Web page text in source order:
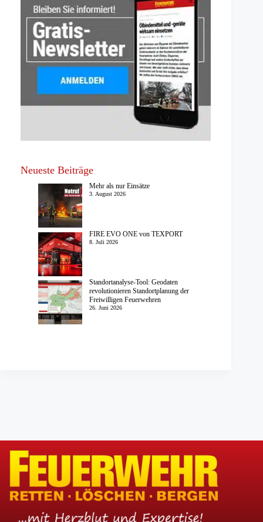
Neueste Beiträge
Mehr als nur Einsätze
3. August 2026
FIRE EVO ONE von TEXPORT
8. Juli 2026
Standortanalyse-Tool: Geodaten
revolutionieren Standortplanung der
Freiwilligen Feuerwehren
26. Juni 2026